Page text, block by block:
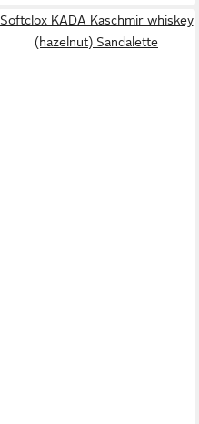
Softclox KADA Kaschmir whiskey
(hazelnut) Sandalette